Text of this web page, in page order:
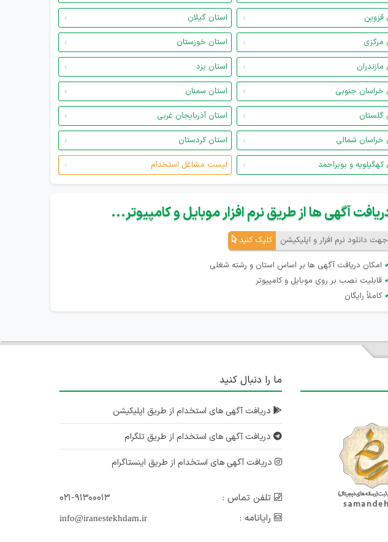
قزوین
استان گیلان
مرکزی
استان خوزستان
مازندران
استان یزد
خراسان جنوبی
استان سمنان
گلستان
استان آذربایجان غربی
خراسان شمالی
استان کردستان
کهگیلویه و بویراحمد لیست مشاغل استخدام
آگهی ها از طریق نرم افزار موبایل و کامپیوتر...
جهت دانلود نرم افزار و اپلیکیشن کلیک کنید
امکان دریافت آگهی ها بر اساس استان و رشته شغلی
قابلیت نصب بر روی موبایل و کامپیوتر
کاملاً رایگان
ما را دنبال کنید
دریافت آگهی های استخدام از طریق اپلیکیشن
دریافت آگهی های استخدام از طریق تلگرام
دریافت آگهی های استخدام از طریق اینستاگرام
تلفن تماس :
۰۲۱-۹۱۳۰۰۰۱۳
رایانامه :
info@iranestekhdam.ir